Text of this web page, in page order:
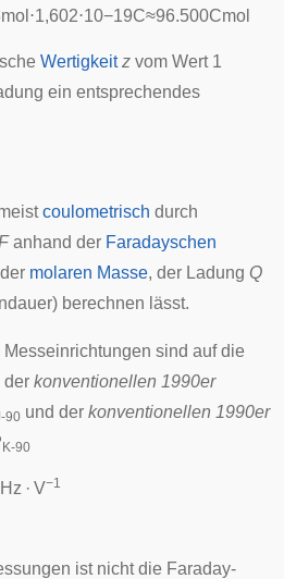
mo ⋅1,602⋅10−19C≈96.500Cmo
Wertigkeit z vom Wert 1
ein entsprechendes
coulometrisch durch
anhand der Faradayschen
molaren Masse, der Ladung Q
berechnen lässt.
sind auf die
der konventionellen 1990er
90 und der konventionellen 1990er
K-90
Hz · V−1
ist nicht die Faraday-